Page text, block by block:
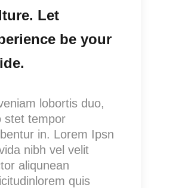
Let
be your
lobortis duo,
stet tempor
in. Lorem Ipsn
nibh vel velit
aliqunean
quis